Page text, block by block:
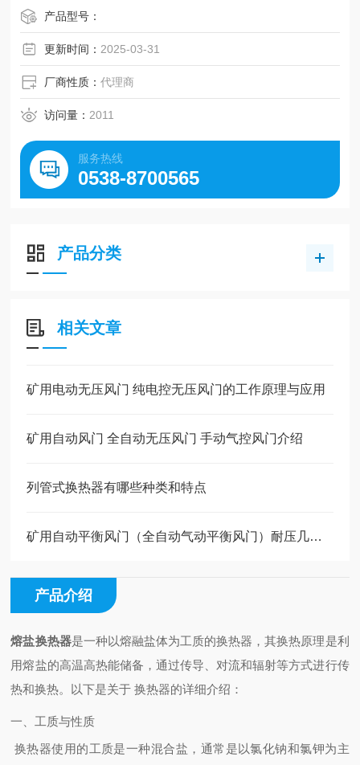
的传热方式和换热效果
产品型号：
更新时间： 2025-03-31
厂商性质：代理商
访问量： 2011
服务热线
0538-8700565
产品分类
相关文章
矿用电动无压风门 纯电控无压风门的工作原理与应用
矿用自动风门 全自动无压风门 手动气控风门介绍
列管式换热器有哪些种类和特点
矿用自动平衡风门（全自动气动平衡风门）耐压几个因素
产品介绍
熔盐换热器是一种以熔融盐体为工质的换热器，其换热原理是利
用熔盐的高温高热能储备，通过传导、对流和辐射等方式进行传
热和换热。以下是关于 换热器的详细介绍：
一、工质与性质
换热器使用的工质是一种混合盐，通常是以氯化钠和氯钾为主